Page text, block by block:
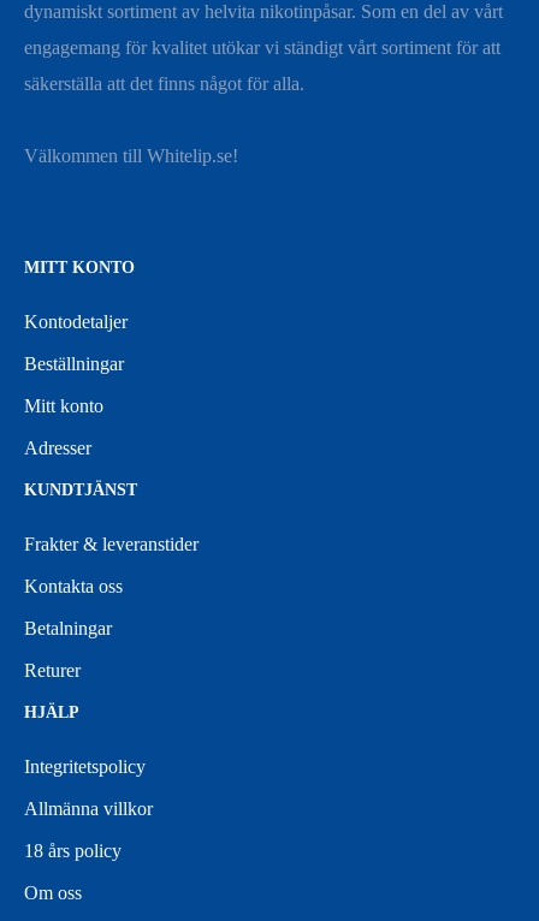
dynamiskt sortiment av helvita nikotinpåsar. Som en del av vårt
engagemang för kvalitet utökar vi ständigt vårt sortiment för att
säkerställa att det finns något för alla.
Välkommen till Whitelip.se!
MITT KONTO
Kontodetaljer
Beställningar
Mitt konto
Adresser
KUNDTJÄNST
Frakter & leveranstider
Kontakta oss
Betalningar
Returer
HJÄLP
Integritetspolicy
Allmänna villkor
18 års policy
Om oss